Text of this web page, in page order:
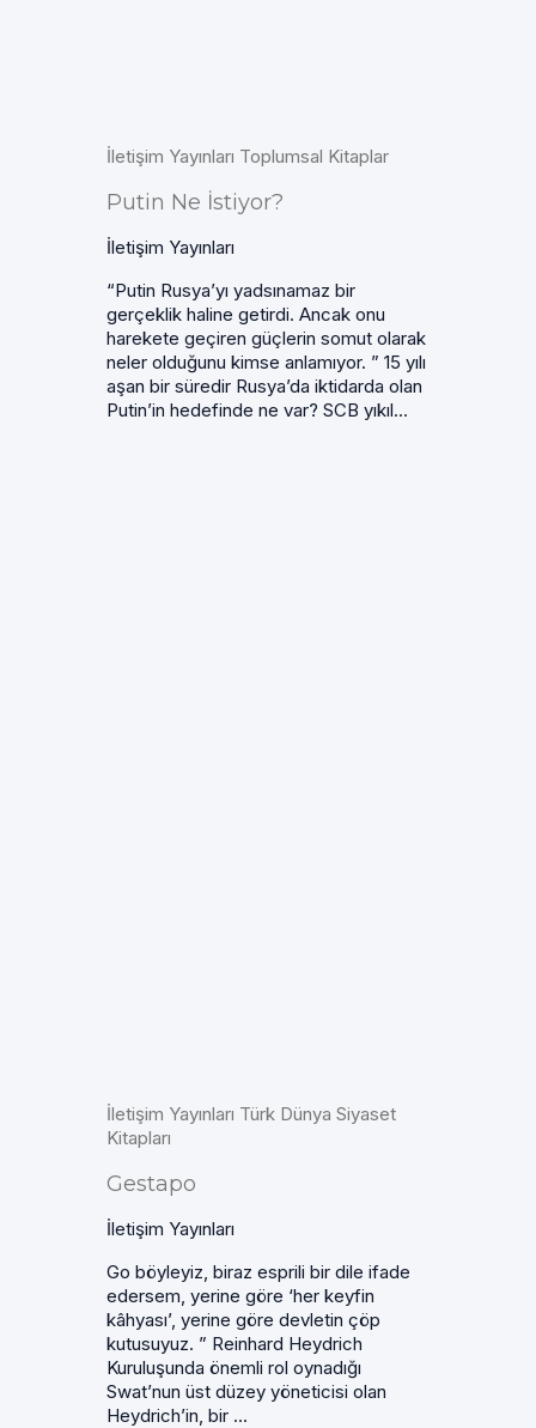
İletişim Yayınları Toplumsal Kitaplar
Putin Ne İstiyor?
İletişim Yayınları
“Putin Rusya’yı yadsınamaz bir
gerçeklik haline getirdi. Ancak onu
harekete geçiren güçlerin somut olarak
neler olduğunu kimse anlamıyor. ” 15 yılı
aşan bir süredir Rusya’da iktidarda olan
Putin’in hedefinde ne var? SCB yıkıl...
İletişim Yayınları Türk Dünya Siyaset
Kitapları
Gestapo
İletişim Yayınları
Go böyleyiz, biraz esprili bir dile ifade
edersem, yerine göre ‘her keyfin
kâhyası’, yerine göre devletin çöp
kutusuyuz. ” Reinhard Heydrich
Kuruluşunda önemli rol oynadığı
Swat’nun üst düzey yöneticisi olan
Heydrich’in, bir ...